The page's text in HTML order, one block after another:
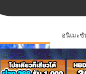
อนิเมะซั